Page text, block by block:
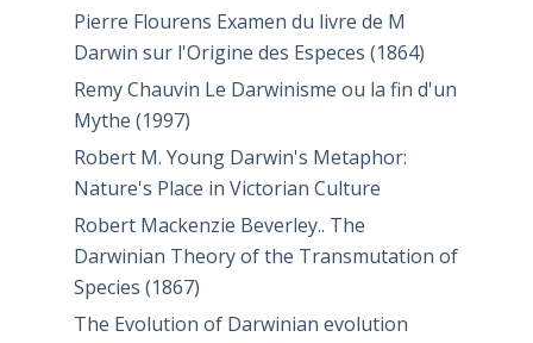
Pierre Flourens Examen du livre de M
Darwin sur l'Origine des Especes (1864)
Remy Chauvin Le Darwinisme ou la fin d'un
Mythe (1997)
Robert M. Young Darwin's Metaphor:
Nature's Place in Victorian Culture
Robert Mackenzie Beverley.. The
Darwinian Theory of the Transmutation of
Species (1867)
The Evolution of Darwinian evolution